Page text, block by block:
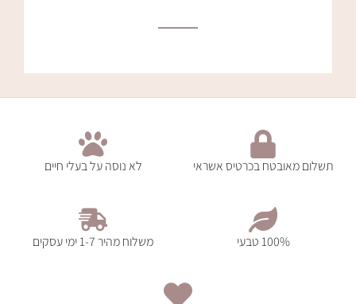
תשלום מאובטח בכרטיס אשראי לא נוסה על בעלי חיים
100% טבעי משלוח מהיר 1-7 ימי עסקים